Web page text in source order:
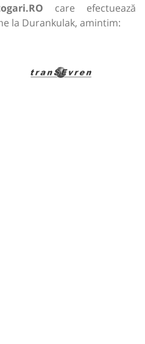
care efectuează
la Durankulak, amintim: